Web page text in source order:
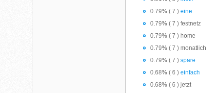
0.79% ( 7 )eine
0.79% ( 7 ) festnetz
0.79% ( 7 ) home
0.79% ( 7 ) monatlich
0.79% ( 7 )spare
0.68% ( 6 )einfach
0.68% ( 6 ) jetzt